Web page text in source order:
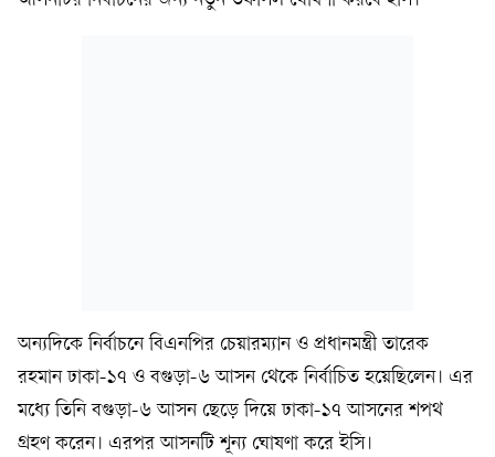
অন্যদিকে নির্বাচনে বিএনপির চেয়ারম্যান ও প্রধানমন্ত্রী তারেক
রহমান ঢাকা-১৭ ও বগুড়া-৬ আসন থেকে নির্বাচিত হয়েছিলেন। এর
মধ্যে তিনি বগুড়া-৬ আসন ছেড়ে দিয়ে ঢাকা-১৭ আসনের শপথ
গ্রহণ করেন। এরপর আসনটি শূন্য ঘোষণা করে ইসি।